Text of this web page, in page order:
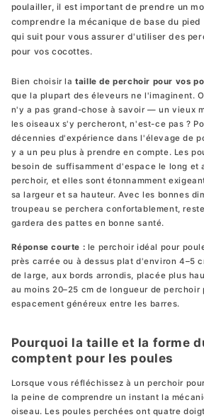
Unique Design
À partir de 296,53
Extension
Penthouse
Agrandissez votre
À partir de 197,35 €
Enclos pour
Compatible avec le
À partir de 365,95
Enclos pour
Compatible avec le
À partir de 365,95 €
poulailler, il est important de prendre un
comprendre la mécanique de base du
qui suit pour vous assurer d'utiliser des
pour vos cocottes.
Bien choisir lataille de perchoir pour vos
que la plupart des éleveurs ne l'imaginent.
n'y a pas grand-chose à savoir — un vieux
les oiseaux s'y percheront, n'est-ce pas ?
décennies d'expérience dans l'élevage de
y a un peu plus à prendre en compte. Les
besoin de suffisamment d'espace le long et
perchoir, et elles sont étonnamment
sa largeur et sa hauteur. Avec les bonnes
troupeau se perchera confortablement,
gardera des pattes en bonne santé.
Réponse courte : le perchoir idéal pour
près carrée ou à dessus plat d'environ 4–5
de large, aux bords arrondis, placée plus
au moins 20–25 cm de longueur de perchoir
espacement généreux entre les barres.
Pourquoi la taille et la forme
comptent pour les poules
Lorsque vous réfléchissez à un perchoir
la peine de comprendre un instant la
oiseau. Les poules perchées ont quatre